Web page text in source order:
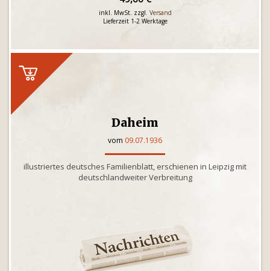
inkl. MwSt. zzgl. Versand
Lieferzeit 1-2 Werktage
Daheim
vom 09.07.1936
illustriertes deutsches Familienblatt, erschienen in Leipzig mit
deutschlandweiter Verbreitung